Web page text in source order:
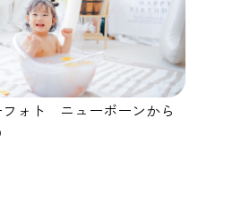
ォト ニューボーンから